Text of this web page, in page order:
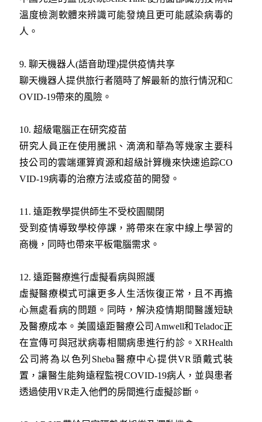
溫度檢測軟體來辨識可能發燒且更可能感染病毒的
人。
9. 聊天機器人(語音助理)提供疫情共享
聊天機器人提供旅行者隨時了解最新的旅行情況和C
OVID-19帶來的風險。
10. 超級電腦正在研究疫苗
研究人員正在使用騰訊、滴滴和華為等幾家主要科
技公司的雲端運算資源和超級計算機來快速追踪CO
VID-19病毒的治療方法或疫苗的開發。
11. 遠距教學提供師生不受校園關閉
受到疫情導致學校停課，將帶來在家中線上學習的
商機，同時也帶來平板電腦需求。
12. 遠距醫療進行虛擬看病與照護
虛擬醫療模式可讓更多人生活恢復正常，且不再擔
心無處看病的問題。同時，解決疫情期間醫護短缺
及醫療成本。美國遠距醫療公司Amwell和Teladoc正
在宣傳可與冠狀病毒相關病患進行約診。XRHealth
公司將為以色列Sheba醫療中心提供VR頭戴式裝
置，讓醫生能夠遠程監視COVID-19病人，並與患者
透過使用VR走入他們的房間進行虛擬診斷。